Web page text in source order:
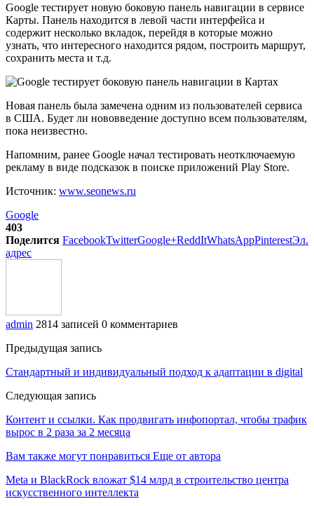
Google тестирует новую боковую панель навигации в сервисе
Карты. Панель находится в левой части интерфейса и
содержит несколько вкладок, перейдя в которые можно
узнать, что интересного находится рядом, построить маршрут,
сохранить места и т.д.
Новая панель была замечена одним из пользователей сервиса
в США. Будет ли нововведение доступно всем пользователям,
пока неизвестно.
Напомним, ранее Google начал тестировать неотключаемую
рекламу в виде подсказок в поиске приложений Play Store.
Источник: www.seonews.ru
Google
403
Поделится FacebookTwitterGoogle+ReddItWhatsAppPinterestЭл.
адрес
admin 2814 записей 0 комментариев
Предыдущая запись
Стандартный и индивидуальный подход к адаптации в digital
Следующая запись
Контент и ссылки. Как продвигать инфопортал, чтобы трафик
вырос в 2 раза за 2 месяца
Вам также могут понравиться Еще от автора
Meta и BlackRock вложат $14 млрд в строительство центра
искусственного интеллекта